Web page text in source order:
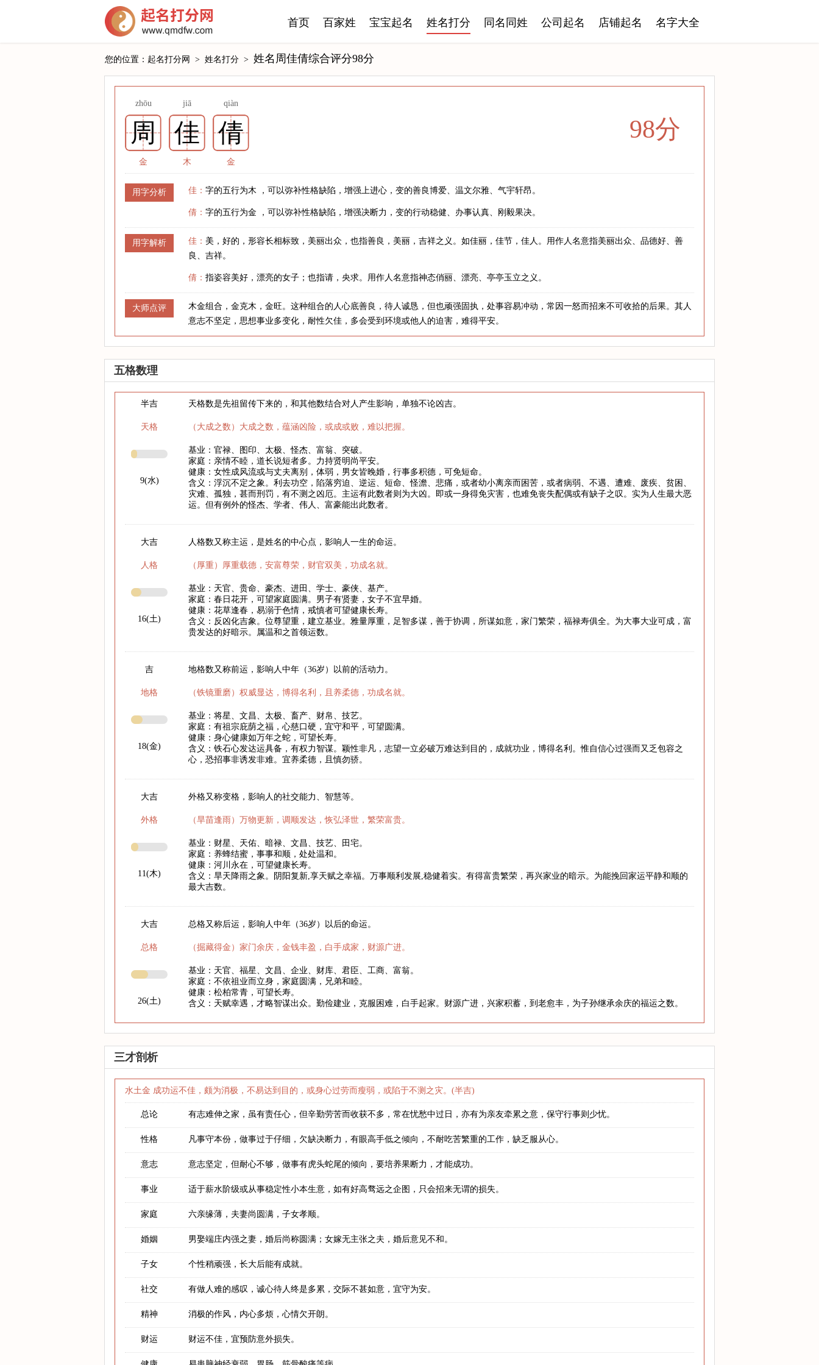
首页 百家姓 宝宝起名 姓名打分 同名同姓 公司起名 店铺起名 名字大全
您的位置： 起名打分网 > 姓名打分 > 姓名周佳倩综合评分98分
zhōu jiā qiàn
周 佳 倩
金 木 金
98分
用字分析 佳： 字的五行为木 ，可以弥补性格缺陷，增强上进心，变的善良博爱、温文尔雅、气宇轩昂。
倩： 字的五行为金 ，可以弥补性格缺陷，增强决断力，变的行动稳健、办事认真、刚毅果决。
用字解析 佳： 美，好的，形容长相标致，美丽出众，也指善良，美丽，吉祥之义。如佳丽，佳节，佳人。用作人名意指美丽出众、品德好、善
良、吉祥。
倩： 指姿容美好，漂亮的女子；也指请，央求。用作人名意指神态俏丽、漂亮、亭亭玉立之义。
大师点评
木金组合，金克木，金旺。这种组合的人心底善良，待人诚恳，但也顽强固执，处事容易冲动，常因一怒而招来不可收拾的后果。其人
意志不坚定，思想事业多变化，耐性欠佳，多会受到环境或他人的迫害，难得平安。
五格数理
半吉
天格
9(水)
天格数是先祖留传下来的，和其他数结合对人产生影响，单独不论凶吉。
（大成之数）大成之数，蕴涵凶险，或成或败，难以把握。
基业：官禄、图印、太极、怪杰、富翁、突破。
家庭：亲情不睦，道长说短者多。力持贤明尚平安。
健康：女性成风流或与丈夫离别，体弱，男女皆晚婚，行事多积德，可免短命。
含义：浮沉不定之象。利去功空，陷落穷迫、逆运、短命、怪澹、悲痛，或者幼小离亲而困苦，或者病弱、不遇、遭难、废疾、贫困、
灾难、孤独，甚而刑罚，有不测之凶厄。主运有此数者则为大凶。即或一身得免灾害，也难免丧失配偶或有缺子之叹。实为人生最大恶
运。但有例外的怪杰、学者、伟人、富豪能出此数者。
大吉
人格
16(土)
人格数又称主运，是姓名的中心点，影响人一生的命运。
（厚重）厚重载德，安富尊荣，财官双美，功成名就。
基业：天官、贵命、豪杰、进田、学士、豪侠、基产。
家庭：春日花开，可望家庭圆满。男子有贤妻，女子不宜早婚。
健康：花草逢春，易溺于色情，戒慎者可望健康长寿。
含义：反凶化吉象。位尊望重，建立基业。雅量厚重，足智多谋，善于协调，所谋如意，家门繁荣，福禄寿俱全。为大事大业可成，富
贵发达的好暗示。属温和之首领运数。
吉
地格
18(金)
地格数又称前运，影响人中年（36岁）以前的活动力。
（铁镜重磨）权威显达，博得名利，且养柔德，功成名就。
基业：将星、文昌、太极、畜产、财帛、技艺。
家庭：有祖宗庇荫之福，心慈口硬，宜守和平，可望圆满。
健康：身心健康如万年之蛇，可望长寿。
含义：铁石心发达运具备，有权力智谋。颖性非凡，志望一立必破万难达到目的，成就功业，博得名利。惟自信心过强而又乏包容之
心，恐招事非诱发非难。宜养柔德，且慎勿骄。
大吉
外格
11(木)
外格又称变格，影响人的社交能力、智慧等。
（旱苗逢雨）万物更新，调顺发达，恢弘泽世，繁荣富贵。
基业：财星、天佑、暗禄、文昌、技艺、田宅。
家庭：养蜂结蜜，事事和顺，处处温和。
健康：河川永在，可望健康长寿。
含义：旱天降雨之象。阴阳复新,享天赋之幸福。万事顺利发展,稳健着实。有得富贵繁荣，再兴家业的暗示。为能挽回家运平静和顺的
最大吉数。
大吉
总格
26(土)
总格又称后运，影响人中年（36岁）以后的命运。
（掘藏得金）家门余庆，金钱丰盈，白手成家，财源广进。
基业：天官、福星、文昌、企业、财库、君臣、工商、富翁。
家庭：不依祖业而立身，家庭圆满，兄弟和睦。
健康：松柏常青，可望长寿。
含义：天赋幸遇，才略智谋出众。勤俭建业，克服困难，白手起家。财源广进，兴家积蓄，到老愈丰，为子孙继承余庆的福运之数。
三才剖析
水土金 成功运不佳，颇为消极，不易达到目的，或身心过劳而瘦弱，或陷于不测之灾。(半吉)
总论 有志难伸之家，虽有责任心，但辛勤劳苦而收获不多，常在忧愁中过日，亦有为亲友牵累之意，保守行事则少忧。
性格 凡事守本份，做事过于仔细，欠缺决断力，有眼高手低之倾向，不耐吃苦繁重的工作，缺乏服从心。
意志 意志坚定，但耐心不够，做事有虎头蛇尾的倾向，要培养果断力，才能成功。
事业 适于薪水阶级或从事稳定性小本生意，如有好高骛远之企图，只会招来无谓的损失。
家庭 六亲缘薄，夫妻尚圆满，子女孝顺。
婚姻 男娶端庄内强之妻，婚后尚称圆满；女嫁无主张之夫，婚后意见不和。
子女 个性稍顽强，长大后能有成就。
社交 有做人难的感叹，诚心待人终是多累，交际不甚如意，宜守为安。
精神 消极的作风，内心多烦，心情欠开朗。
财运 财运不佳，宜预防意外损失。